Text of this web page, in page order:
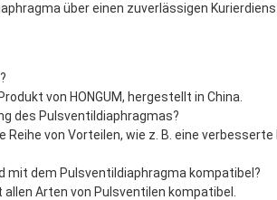
über einen zuverlässigen
von HONGUM, hergestellt in China.
des Pulsventildiaphragmas?
Reihe von Vorteilen, wie z. B. eine
mit dem Pulsventildiaphragma kompatibel?
Arten von Pulsventilen kompatibel.